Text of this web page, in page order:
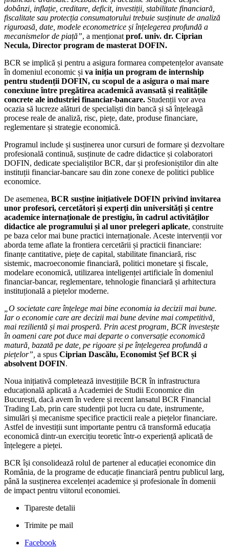
dobânzi, inflație, creditare, deficit, investiții, stabilitate financiară,
fiscalitate sau protecția consumatorului trebuie susținute de analiză
riguroasă, date, modele econometrice și înțelegerea profundă a
mecanismelor de piață”, a menționat prof. univ. dr. Ciprian
Necula, Director program de masterat DOFIN.
BCR se implică și pentru a asigura formarea competențelor avansate
în domeniul economic și va iniția un program de internship
pentru studenții DOFIN, cu scopul de a asigura o mai mare
conexiune între pregătirea academică avansată și realitățile
concrete ale industriei financiar-bancare. Studenții vor avea
ocazia să lucreze alături de specialiști din bancă și să înțeleagă
procese reale de analiză, risc, piețe, date, produse financiare,
reglementare și strategie economică.
Programul include și susținerea unor cursuri de formare și dezvoltare
profesională continuă, susținute de cadre didactice și colaboratori
DOFIN, dedicate specialiștilor BCR, dar și profesioniștilor din alte
instituții financiar-bancare sau din zone conexe de politici publice
economice.
De asemenea, BCR susține inițiativele DOFIN privind invitarea
unor profesori, cercetători și experți din universități și centre
academice internaționale de prestigiu, în cadrul activităților
didactice ale programului și al unor prelegeri aplicate, construite
pe baza celor mai bune practici internaționale. Aceste intervenții vor
aborda teme aflate la frontiera cercetării și practicii financiare:
finanțe cantitative, piețe de capital, stabilitate financiară, risc
sistemic, macroeconomie financiară, politici monetare și fiscale,
modelare economică, utilizarea inteligenței artificiale în domeniul
financiar-bancar, reglementare, tehnologie financiară și arhitectura
instituțională a piețelor moderne.
„O societate care înțelege mai bine economia ia decizii mai bune.
Iar o economie care are decizii mai bune devine mai competitivă,
mai rezilientă și mai prosperă. Prin acest program, BCR investește
în oameni care pot duce mai departe o conversație economică
matură, bazată pe date, pe rigoare și pe înțelegerea profundă a
piețelor”, a spus Ciprian Dascălu, Economist Șef BCR și
absolvent DOFIN.
Noua inițiativă completează investițiile BCR în infrastructura
educațională aplicată a Academiei de Studii Economice din
București, dacă avem în vedere și recent lansatul BCR Financial
Trading Lab, prin care studenții pot lucra cu date, instrumente,
simulări și mecanisme specifice practicii reale a piețelor financiare.
Astfel de investiții sunt importante pentru că transformă educația
economică dintr-un exercițiu teoretic într-o experiență aplicată de
înțelegere a pieței.
BCR își consolidează rolul de partener al educației economice din
România, de la programe de educație financiară pentru publicul larg,
până la susținerea excelenței academice și profesionale în domenii
de impact pentru viitorul economiei.
Tipareste detalii
Trimite pe mail
Facebook